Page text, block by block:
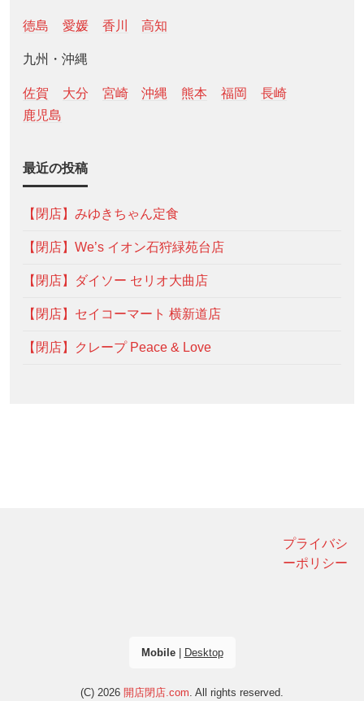
徳島 愛媛 香川 高知
九州・沖縄
佐賀 大分 宮崎 沖縄 熊本 福岡
長崎
鹿児島
最近の投稿
【閉店】みゆきちゃん定食
【閉店】We’s イオン石狩緑苑台店
【閉店】ダイソー セリオ大曲店
【閉店】セイコーマート 横新道店
【閉店】クレープ Peace & Love
プライバシ
ーポリシー
Mobile| Desktop
(C) 2026 開店閉店.com. All rights reserved.